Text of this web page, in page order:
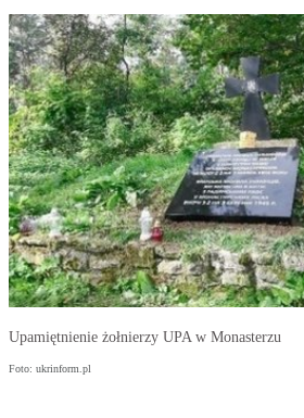
Upamiętnienie żołnierzy UPA w Monasterzu
Foto: ukrinform.pl